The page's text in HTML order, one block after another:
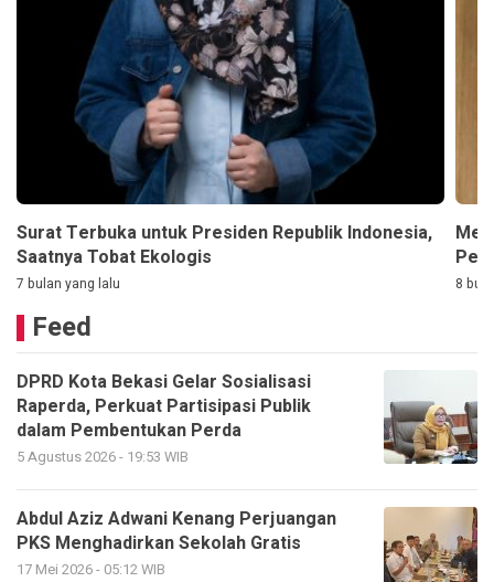
Surat Terbuka untuk Presiden Republik Indonesia,
Saatnya Tobat Ekologis
7 bulan yang lalu 8
Feed
DPRD Kota Bekasi Gelar Sosialisasi
Raperda, Perkuat Partisipasi Publik
dalam Pembentukan Perda
5 Agustus 2026 - 19:53 WIB
Abdul Aziz Adwani Kenang Perjuangan
PKS Menghadirkan Sekolah Gratis
17 Mei 2026 - 05:12 WIB